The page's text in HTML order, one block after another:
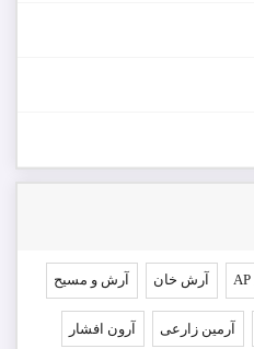
آرش خان آرش و مسیح
آرمین زارعی آرون افشار